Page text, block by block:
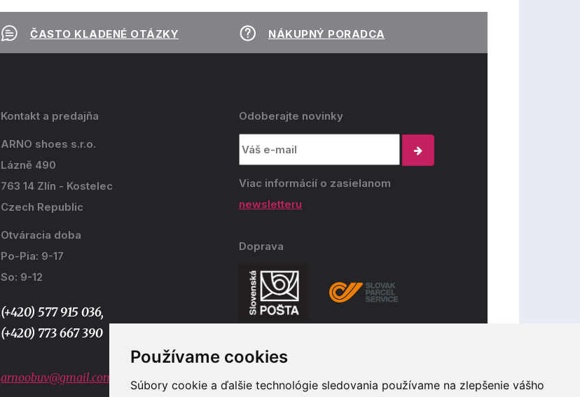
Používame cookies
Súbory cookie a ďalšie technológie sledovania používame na zlepšenie vášho
ČASTO KLADENÉ OTÁZKY NÁKUPNÝ PORADCA
Kontakt a predajňa
ARNO shoes s.r.o.
Lázně 490
763 14 Zlín - Kostelec
Czech Republic
Otváracia doba
Po-Pia: 9-17
So: 9-12
(+420) 577 915 036,
(+420) 773 667 390
arnoobuv@gmail.com
Odoberajte novinky
Viac informácií o zasielanom
newsletteru
Doprava